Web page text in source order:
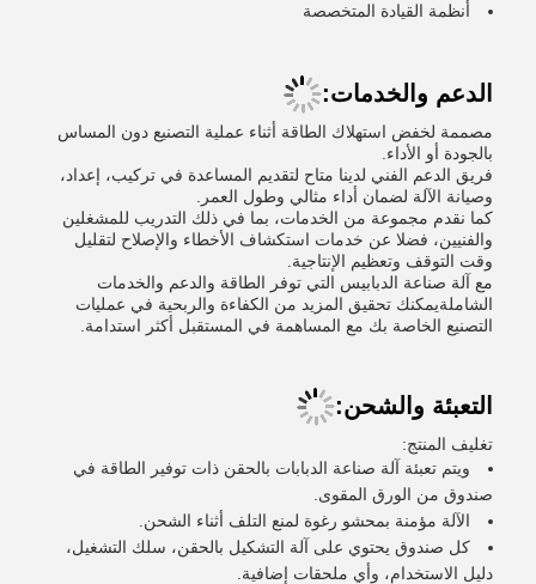
أنظمة القيادة المتخصصة
الدعم والخدمات:
مصممة لخفض استهلاك الطاقة أثناء عملية التصنيع دون المساس
بالجودة أو الأداء.
فريق الدعم الفني لدينا متاح لتقديم المساعدة في تركيب، إعداد،
وصيانة الآلة لضمان أداء مثالي وطول العمر.
كما نقدم مجموعة من الخدمات، بما في ذلك التدريب للمشغلين
والفنيين، فضلا عن خدمات استكشاف الأخطاء والإصلاح لتقليل
وقت التوقف وتعظيم الإنتاجية.
مع آلة صناعة الدبابيس التي توفر الطاقة والدعم والخدمات
الشاملةيمكنك تحقيق المزيد من الكفاءة والربحية في عمليات
التصنيع الخاصة بك مع المساهمة في المستقبل أكثر استدامة.
التعبئة والشحن:
تغليف المنتج:
ويتم تعبئة آلة صناعة الدبابات بالحقن ذات توفير الطاقة في
صندوق من الورق المقوى.
الآلة مؤمنة بمحشو رغوة لمنع التلف أثناء الشحن.
كل صندوق يحتوي على آلة التشكيل بالحقن، سلك التشغيل،
دليل الاستخدام، وأي ملحقات إضافية.